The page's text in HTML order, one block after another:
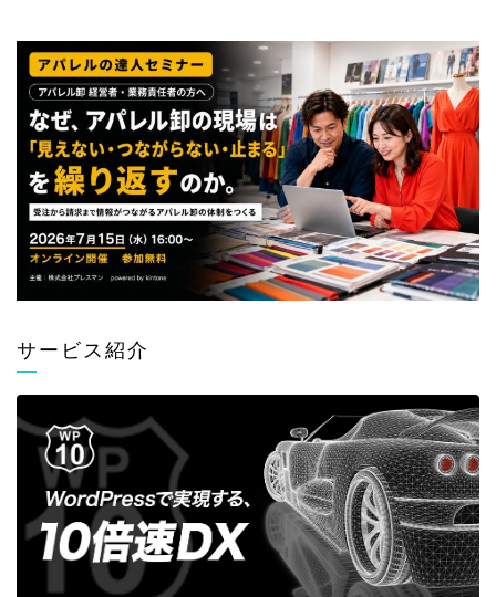
サービス紹介